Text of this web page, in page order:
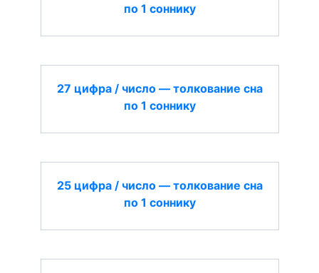
по 1 соннику
27 цифра / число — толкование сна
по 1 соннику
25 цифра / число — толкование сна
по 1 соннику